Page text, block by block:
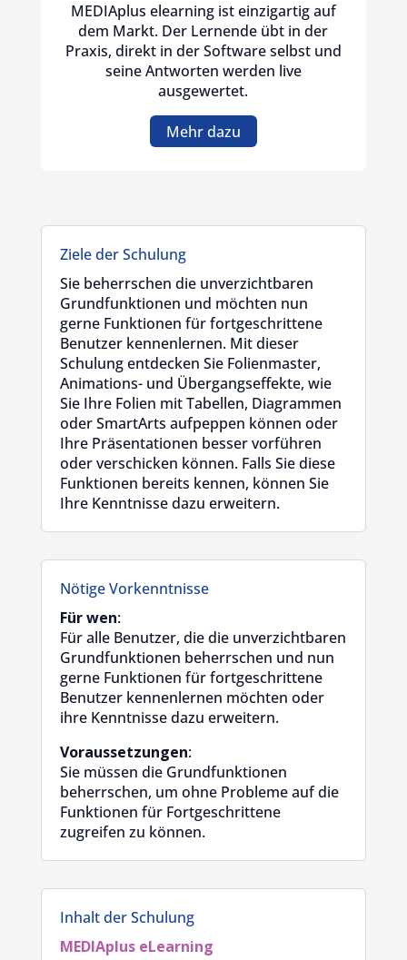
MEDIAplus elearning ist einzigartig auf
dem Markt. Der Lernende übt in der
Praxis, direkt in der Software selbst und
seine Antworten werden live
ausgewertet.
Mehr dazu
Ziele der Schulung
Sie beherrschen die unverzichtbaren
Grundfunktionen und möchten nun
gerne Funktionen für fortgeschrittene
Benutzer kennenlernen. Mit dieser
Schulung entdecken Sie Folienmaster,
Animations- und Übergangseffekte, wie
Sie Ihre Folien mit Tabellen, Diagrammen
oder SmartArts aufpeppen können oder
Ihre Präsentationen besser vorführen
oder verschicken können. Falls Sie diese
Funktionen bereits kennen, können Sie
Ihre Kenntnisse dazu erweitern.
Nötige Vorkenntnisse
Für wen:
Für alle Benutzer, die die unverzichtbaren
Grundfunktionen beherrschen und nun
gerne Funktionen für fortgeschrittene
Benutzer kennenlernen möchten oder
ihre Kenntnisse dazu erweitern.
Voraussetzungen:
Sie müssen die Grundfunktionen
beherrschen, um ohne Probleme auf die
Funktionen für Fortgeschrittene
zugreifen zu können.
Inhalt der Schulung
MEDIAplus eLearning